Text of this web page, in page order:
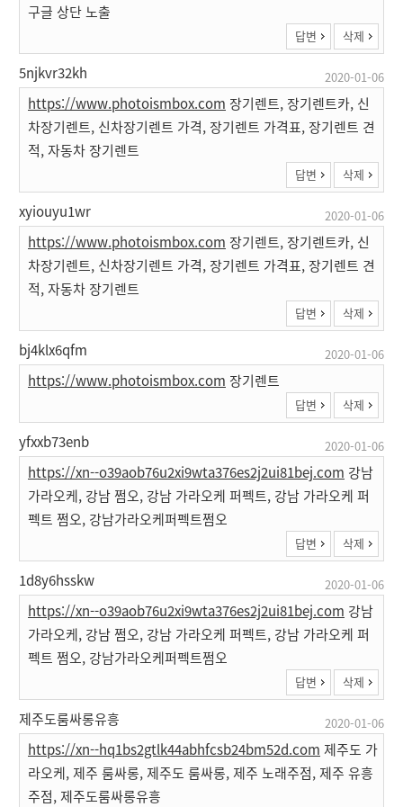
구글 상단 노출
답변 삭제
5njkvr32kh 2020-01-06
https://www.photoismbox.com 장기렌트, 장기렌트카, 신
차장기렌트, 신차장기렌트 가격, 장기렌트 가격표, 장기렌트 견
적, 자동차 장기렌트
답변 삭제
xyiouyu1wr 2020-01-06
https://www.photoismbox.com 장기렌트, 장기렌트카, 신
차장기렌트, 신차장기렌트 가격, 장기렌트 가격표, 장기렌트 견
적, 자동차 장기렌트
답변 삭제
bj4klx6qfm 2020-01-06
https://www.photoismbox.com 장기렌트
답변 삭제
yfxxb73enb 2020-01-06
https://xn--o39aob76u2xi9wta376es2j2ui81bej.com 강남
가라오케, 강남 쩜오, 강남 가라오케 퍼펙트, 강남 가라오케 퍼
펙트 쩜오, 강남가라오케퍼펙트쩜오
답변 삭제
1d8y6hsskw 2020-01-06
https://xn--o39aob76u2xi9wta376es2j2ui81bej.com 강남
가라오케, 강남 쩜오, 강남 가라오케 퍼펙트, 강남 가라오케 퍼
펙트 쩜오, 강남가라오케퍼펙트쩜오
답변 삭제
제주도룸싸롱유흥 2020-01-06
https://xn--hq1bs2gtlk44abhfcsb24bm52d.com 제주도 가
라오케, 제주 룸싸롱, 제주도 룸싸롱, 제주 노래주점, 제주 유흥
주점, 제주도룸싸롱유흥